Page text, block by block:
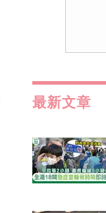
最新文章